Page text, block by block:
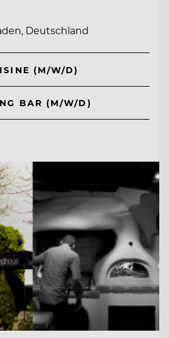
Deutschland
(M/W/D)
BAR (M/W/D)